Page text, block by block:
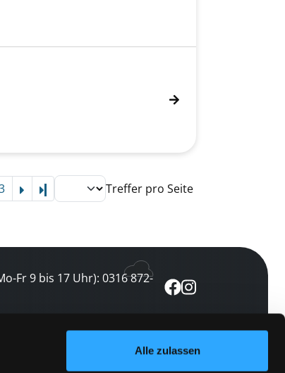
Alle zulassen
Letzte SeiteTreffer pro Seite
Fr 9 bis 17 Uhr): 0316 872-
abonnieren
Veranstaltung verpassen